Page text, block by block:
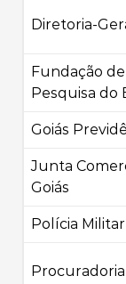
Diretoria-
Fundação
Pesquisa do
Goiás
Junta
Goiás
Polícia Militar